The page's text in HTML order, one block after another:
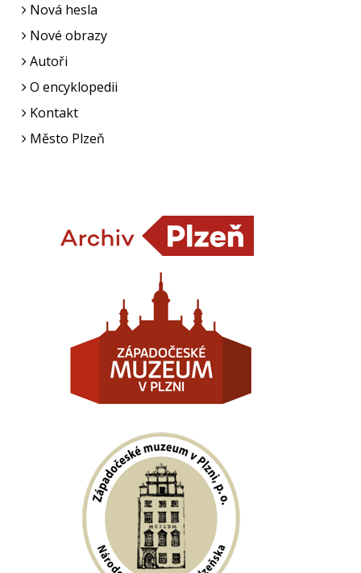
Nová hesla
Nové obrazy
Autoři
O encyklopedii
Kontakt
Město Plzeň